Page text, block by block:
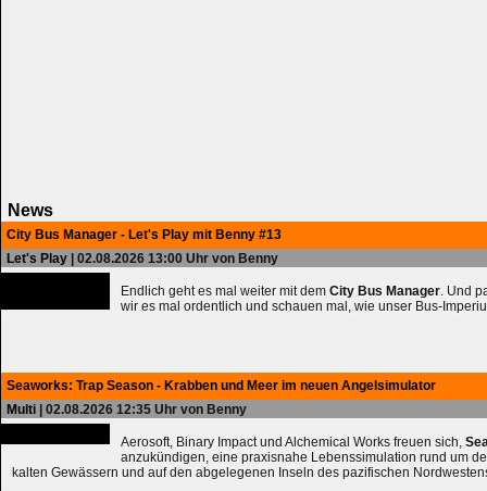
News
City Bus Manager - Let's Play mit Benny #13
Let's Play | 02.08.2026 13:00 Uhr von Benny
Endlich geht es mal weiter mit dem City Bus Manager. Und
wir es mal ordentlich und schauen mal, wie unser Bus-
Seaworks: Trap Season - Krabben und Meer im neuen Angelsimulator
Multi | 02.08.2026 12:35 Uhr von Benny
Aerosoft, Binary Impact und Alchemical Works freuen sich,
anzukündigen, eine praxisnahe Lebenssimulation rund um
kalten Gewässern und auf den abgelegenen Inseln des pazifischen